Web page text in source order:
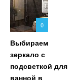
0
Выбираем
зеркало с
подсветкой для
ванной в